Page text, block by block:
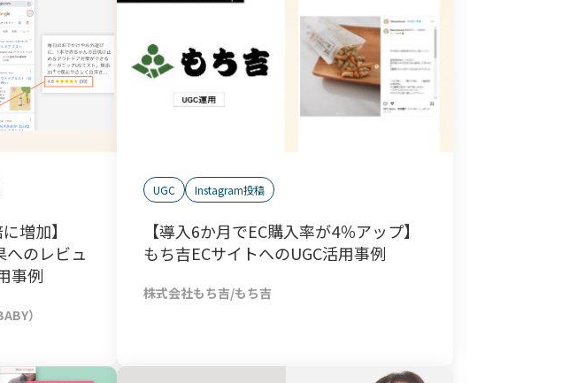
増加】
へのレビュ
事例
）
UGC Instagram投稿
【導入6か月でEC購入率が4％アップ】
もち吉ECサイトへのUGC活用事例
株式会社もち吉/もち吉